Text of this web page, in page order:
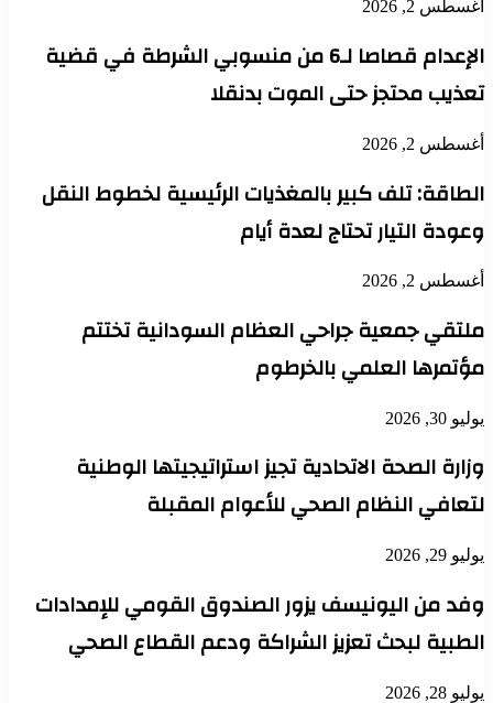
أغسطس 2, 2026
الإعدام قصاصا لـ6 من منسوبي الشرطة في قضية
تعذيب محتجز حتى الموت بدنقلا
أغسطس 2, 2026
الطاقة: تلف كبير بالمغذيات الرئيسية لخطوط النقل
وعودة التيار تحتاج لعدة أيام
أغسطس 2, 2026
ملتقي جمعية جراحي العظام السودانية تختتم
مؤتمرها العلمي بالخرطوم
يوليو 30, 2026
وزارة الصحة الاتحادية تجيز استراتيجيتها الوطنية
لتعافي النظام الصحي للأعوام المقبلة
يوليو 29, 2026
وفد من اليونيسف يزور الصندوق القومي للإمدادات
الطبية لبحث تعزيز الشراكة ودعم القطاع الصحي
يوليو 28, 2026